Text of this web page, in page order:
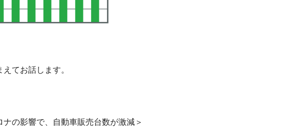
てお話します。
ナの影響で、自動車販売台数が激減＞